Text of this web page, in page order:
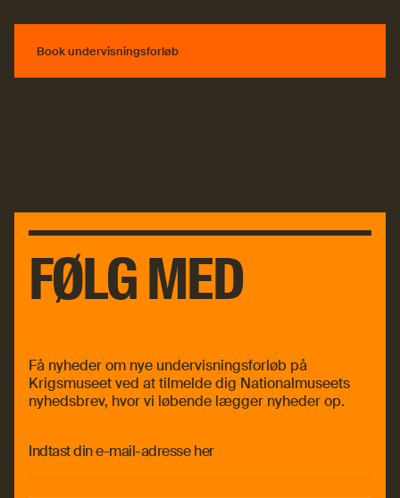
Book undervisningsforløb
FØLG MED
Få nyheder om nye undervisningsforløb på
Krigsmuseet ved at tilmelde dig Nationalmuseets
nyhedsbrev, hvor vi løbende lægger nyheder op.